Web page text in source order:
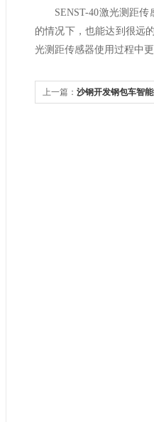
SENST-40激光测距传
的情况下，也能达到很远
光测距传感器使用过程中
上一篇： 沙钢开发钢包车智